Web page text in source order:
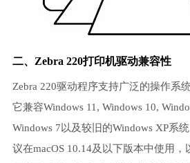
二、Zebra 220打印机驱动兼容性
Zebra 220驱动程序支持广泛的操作系
它兼容Windows 11, Windows 10,
Windows 7以及较旧的Windows XP系
议在macOS 10.14及以下版本中使用